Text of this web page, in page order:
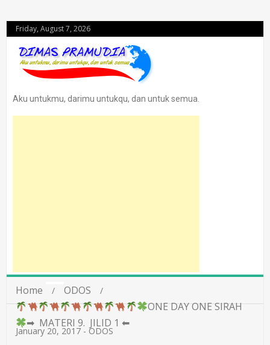
Friday, August 7, 2026
Aku untukmu, darimu untukqu, dan untuk semua.
Home
ODOS
ONE DAY ONE SIRAH
➡ MATERI 9. JILID 1 ⬅
January 20, 2017 - ODOS